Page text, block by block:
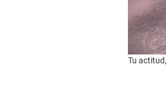
Tu